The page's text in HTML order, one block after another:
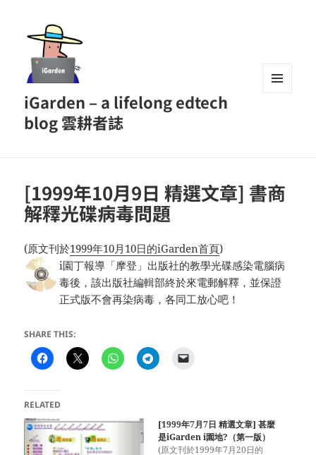
iGarden – a lifelong edtech
blog 雲耕者誌
[1999年10月9日 精選文章] 書商
解釋光碟病毒問題
(原文刊於1999年10月10日的iGarden首頁)
i園丁報導「摩登」出版社的教學光碟感染電腦病
毒後，該出版社編輯部終於來電郵解釋，並保證
正式版不會再染病毒，各同工放心吧！
SHARE THIS:
RELATED
[1999年7月7日 精選文章] 甚麼
是iGarden i園地?（第一版）
(原文刊於1999年7月20日的